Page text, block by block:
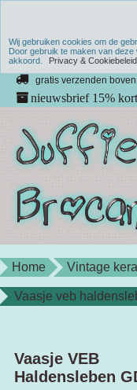
Verzenden binnen 1
unieke producten
gratis verzenden
nieuwsbrief 15%
Home Vintage
Vaasje veb
Vaasje VEB
Haldensleben
Wij gebruiken cookies om de
Door gebruik te maken van deze
akkoord.
Privacy & Cookiebeleid